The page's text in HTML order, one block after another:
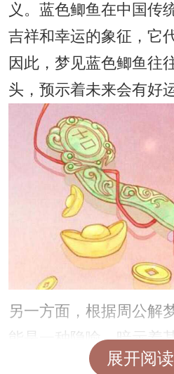
义。蓝色鲫鱼在中国传
吉祥和幸运的象征，它
因此，梦见蓝色鲫鱼往
头，预示着未来会有好
另一方面，根据周公解
能是一种隐喻，暗示着
见蓝色鲫鱼可能反映了
展开阅读